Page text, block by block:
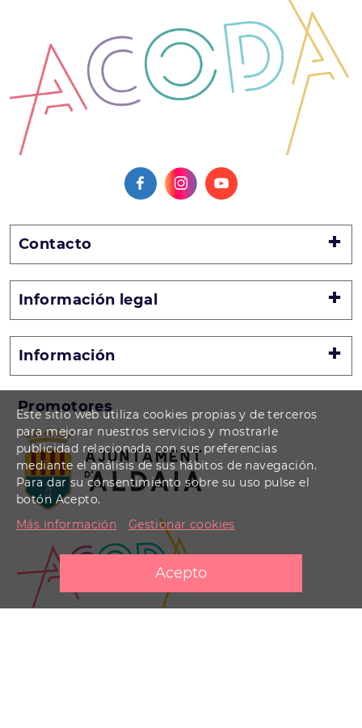
Contacto
Información legal
Información
Promotores
Este sitio web utiliza cookies propias y de terceros
para mejorar nuestros servicios y mostrarle
publicidad relacionada con sus preferencias
mediante el análisis de sus hábitos de navegación.
Para dar su consentimiento sobre su uso pulse el
botón Acepto.
Más información
Gestionar cookies